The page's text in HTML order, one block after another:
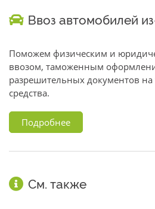
Ввоз автомобилей
Поможем физическим и
ввозом, таможенным
разрешительных документов
средства.
Подробнее
См. также